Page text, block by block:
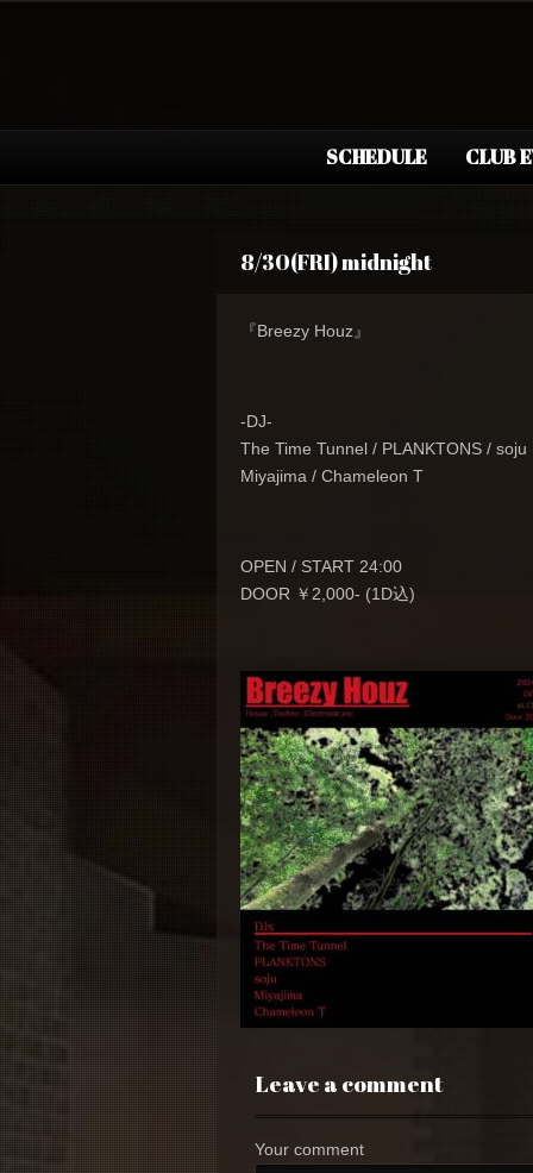
SCHEDULE CLUB
8/30(FRI) midnight
『Breezy Houz』
-DJ-
The Time Tunnel / PLANKTONS / soju
Miyajima / Chameleon T
OPEN / START 24:00
DOOR ￥2,000- (1D込)
Leave a comment
Your comment